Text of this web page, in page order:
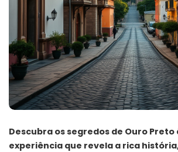
Descubra os segredos de Ouro Preto
experiência que revela a rica